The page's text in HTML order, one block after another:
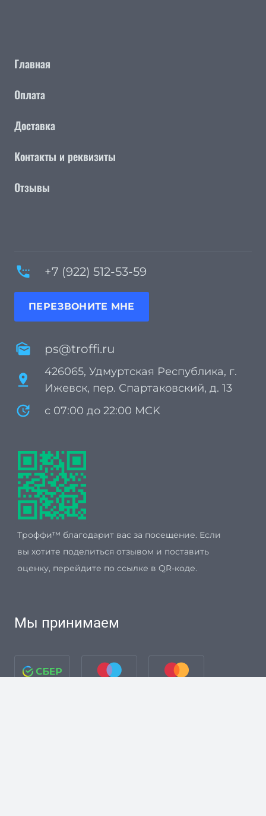
Главная
Оплата
Доставка
Контакты и реквизиты
Отзывы
settings_phone +7 (922) 512-53-59
ПЕРЕЗВОНИТЕ МНЕ
mark_as_unread ps@troffi.ru
pin_drop
426065, Удмуртская Республика, г.
Ижевск, пер. Спартаковский, д. 13
update с 07:00 до 22:00 MCK
Троффи™ благодарит вас за посещение. Если
вы хотите поделиться отзывом и поставить
оценку, перейдите по ссылке в QR-коде.
Мы принимаем